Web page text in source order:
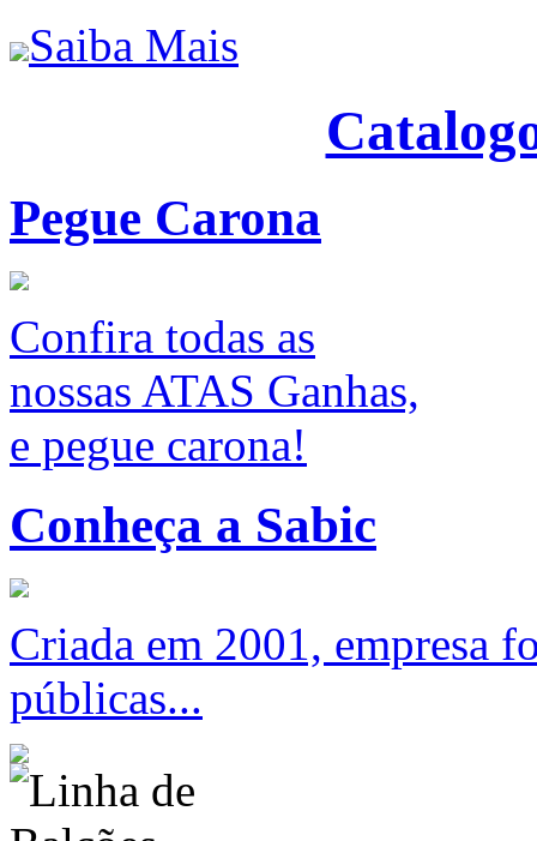
Saiba Mais
Pegue Carona
Confira todas as
nossas ATAS Ganhas,
e pegue carona!
Conheça a Sabic
Criada em 2001, empresa
públicas...